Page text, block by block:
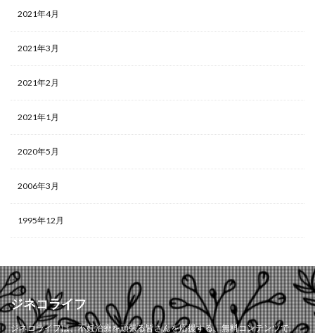
2021年4月
2021年3月
2021年2月
2021年1月
2020年5月
2006年3月
1995年12月
ジネコライフ
ジネコライフは、不妊治療を頑張る皆さんを応援する、無料コンテンツで